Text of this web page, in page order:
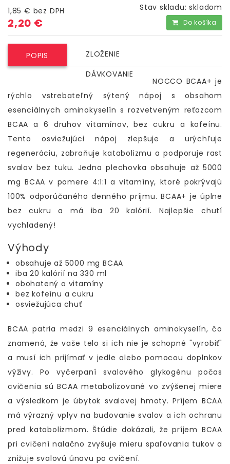
1,85 € bez DPH
2,20 €
Stav skladu:skladom
Do košíka
POPIS
ZLOŽENIE
DÁVKOVANIE
NOCCO BCAA+ je
rýchlo vstrebateľný sýtený nápoj s obsahom
esenciálnych aminokyselín s rozvetveným reťazcom
BCAA a 6 druhov vitamínov, bez cukru a kofeínu.
Tento osviežujúci nápoj zlepšuje a urýchľuje
regeneráciu, zabraňuje katabolizmu a podporuje rast
svalov bez tuku. Jedna plechovka obsahuje až 5000
mg BCAA v pomere 4:1:1 a vitamíny, ktoré pokrývajú
100% odporúčaného denného príjmu. BCAA+ je úplne
bez cukru a má iba 20 kalórií. Najlepšie chutí
vychladený!
Výhody
obsahuje až 5000 mg BCAA
iba 20 kalórií na 330 ml
obohatený o vitamíny
bez kofeínu a cukru
osviežujúca chuť
BCAA patria medzi 9 esenciálnych aminokyselín, čo
znamená, že vaše telo si ich nie je schopné "vyrobiť"
a musí ich prijímať v jedle alebo pomocou doplnkov
výživy. Po vyčerpaní svalového glykogénu počas
cvičenia sú BCAA metabolizované vo zvýšenej miere
a výsledkom je úbytok svalovej hmoty. Príjem BCAA
má výrazný vplyv na budovanie svalov a ich ochranu
pred katabolizmom. Štúdie dokázali, že príjem BCAA
pri cvičení nalačno zvyšuje mieru spaľovania tukov a
znižuje svalovú únavu po cvičení.